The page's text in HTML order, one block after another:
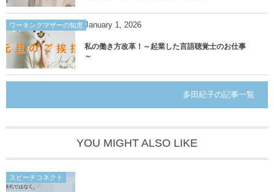
ワーキングマザーの知恵 January 1, 2026
私の働き方改革！～起業した言語聴覚士のお仕事
～
多田紀子の記事一覧
YOU MIGHT ALSO LIKE
スピーチコネクト